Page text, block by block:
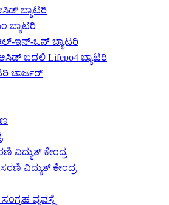
ಬ್ಯಾಟರಿ
ಬ್ಯಾಟರಿ
ಇನ್-ಒನ್ ಬ್ಯಾಟರಿ
ಬದಲಿ Lifepo4 ಬ್ಯಾಟರಿ
ಚಾರ್ಜರ್
ವಿದ್ಯುತ್ ಕೇಂದ್ರ
ವಿದ್ಯುತ್ ಕೇಂದ್ರ
ವ್ಯವಸ್ಥೆ